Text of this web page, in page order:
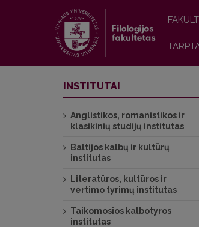
INSTITUTAI
Anglistikos, romanistikos ir
klasikinių studijų institutas
Baltijos kalbų ir kultūrų
institutas
Literatūros, kultūros ir
vertimo tyrimų institutas
Taikomosios kalbotyros
institutas